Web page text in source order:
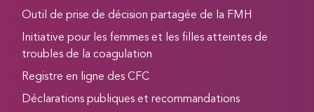
Outil de prise de décision partagée de la FMH
Initiative pour les femmes et les filles atteintes de
troubles de la coagulation
Registre en ligne des CFC
Déclarations publiques et recommandations